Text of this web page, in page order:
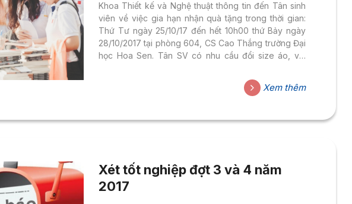
Khoa Thiết kế và Nghệ thuật thông tin đến Tân sinh
viên về việc gia hạn nhận quà tặng trong thời gian:
Thứ Tư ngày 25/10/17 đến hết 10h00 thứ Bảy ngày
28/10/2017 tại phòng 604, CS Cao Thắng trường Đại
học Hoa Sen. Tân SV có nhu cầu đổi size áo, vui
được hỗ trợ. Chi tiết vui lòng xem trong thông báo
qua email SV. Lưu ý: Hết thời gian trên, trường sẽ
Xem thêm
Xét tốt nghiệp đợt 3 và 4 năm
2017